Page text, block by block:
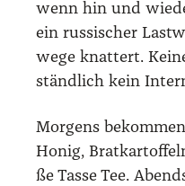
wenn hin und
ein rus­si­scher
we­ge knat­tert.
ständ­lich kein
Mor­gens
Honig,
ße Tas­se Tee.